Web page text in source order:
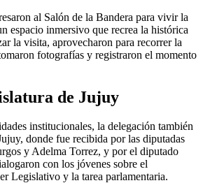
al Salón de la Bandera para vivir la
espacio inmersivo que recrea la histórica
la visita, aprovecharon para recorrer la
fotografías y registraron el momento
de Jujuy
institucionales, la delegación también
donde fue recibida por las diputadas
y Adelma Torrez, y por el diputado
con los jóvenes sobre el
Legislativo y la tarea parlamentaria.